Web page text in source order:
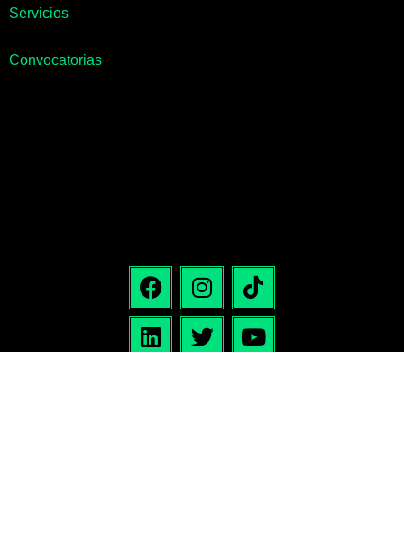
Servicios
Convocatorias